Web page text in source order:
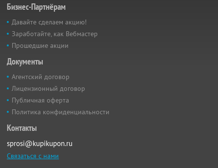
Бизнес-Партнёрам
Давайте сделаем акцию!
Заработайте, как Вебмастер
Прошедшие акции
Документы
Агентский договор
Лицензионный договор
Публичная оферта
Политика конфиденциальности
Контакты
sprosi@kupikupon.ru
Связаться с нами